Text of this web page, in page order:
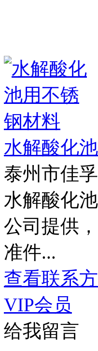
水解酸化
泰州市佳
水解酸化
公司提供
准件...
查看联系
VIP会员
给我留言